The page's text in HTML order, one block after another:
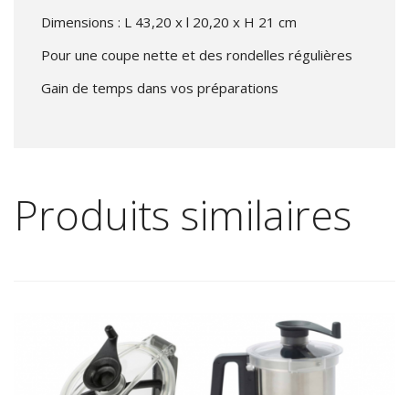
Dimensions : L 43,20 x l 20,20 x H 21 cm
Pour une coupe nette et des rondelles régulières
Gain de temps dans vos préparations
Produits similaires